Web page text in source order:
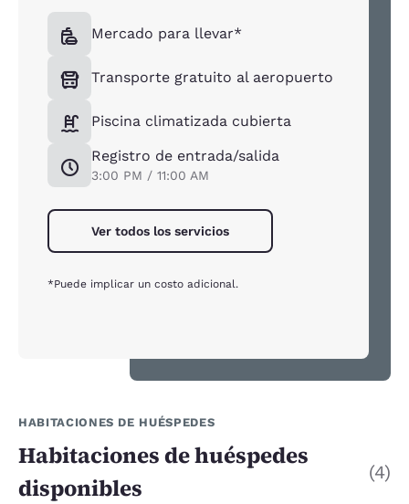
Mercado para llevar*
Transporte gratuito al aeropuerto
Piscina climatizada cubierta
Registro de entrada/salida
3:00 PM / 11:00 AM
Ver todos los servicios
*Puede implicar un costo adicional.
HABITACIONES DE HUÉSPEDES
Habitaciones de huéspedes
disponibles
(4)